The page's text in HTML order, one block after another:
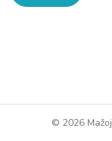
© 2026